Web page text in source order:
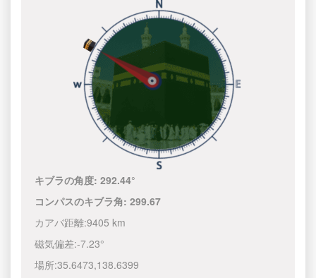
キブラの角度:292.44°
コンパスのキブラ角:299.67
カアバ距離:9405 km
磁気偏差:-7.23°
場所:35.6473,138.6400